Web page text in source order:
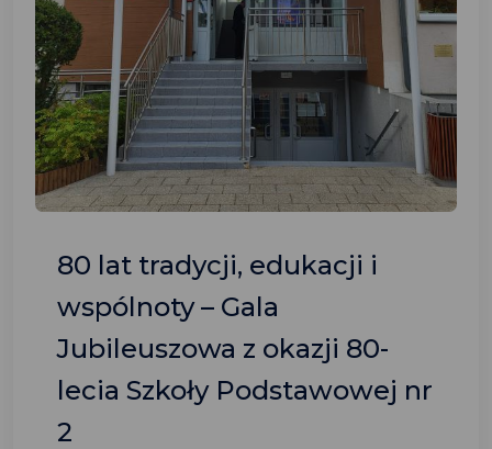
80 lat tradycji, edukacji i
wspólnoty – Gala
Jubileuszowa z okazji 80-
lecia Szkoły Podstawowej nr
2